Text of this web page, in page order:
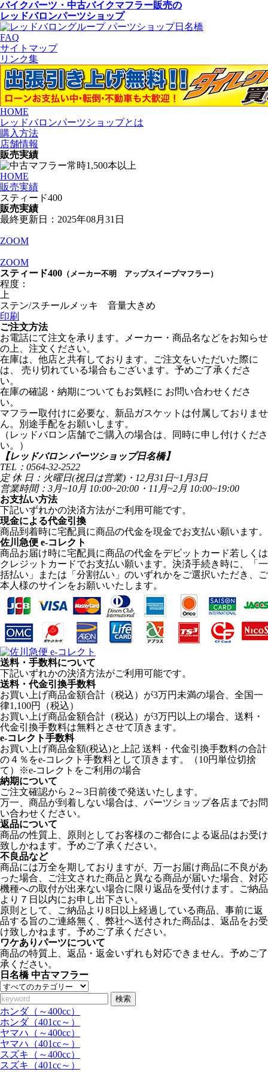
バイクパーツ・中古バイクマフラー販売の
レッドバロンパーツショップ
FAQ
サイトマップ
リンク集
HOME
レッドバロンパーツショップとは
購入方法
店舗情報
販売実績
HOME
販売実績
スティード400
販売実績
最終更新日：2025年08月31日
ZOOM
ZOOM
スティード400 （メーカー不明 アップスイープマフラー）
程度：
上
ステン/スチールメッキ 音量大きめ
印刷
ご注文方法
お電話にて注文を承ります。メーカー・商品名などをお知らせ
の上、注文ください。
在庫は、他店と共有しております。ご注文をいただいた際に
は、 売り切れている場合もございます。予めご了承くださ
い。
在庫の確認・納期についてもお気軽に お問い合わせくださ
い。
マフラー取付けに必要な、新品ガスケットは付属しておりませ
ん。別途手配をお願いします。
（レッドバロン店舗でご購入の場合は、同時に申し付けくださ
い。）
【レッドバロン パーツショップ日名橋】
TEL：0564-32-2522
定 休 日：火曜日(祝日は営業)・12月31日~1月3日
営業時間：3月~10月 10:00~20:00・11月~2月 10:00~19:00
お支払い方法
下記いずれかの決済方法がご利用可能です。
現金による代金引換
商品到着時に宅配員に商品の代金を現金でお支払い願います。
佐川急便 e-コレクト
商品お届け時に宅配員に商品の代金をデビットカード若しくは
クレジットカードでお支払い願います。決済手続き時に、「一
括払い」または「分割払い」のいずれかをご選択いただき、ご
本人様のサインをお願いいたします。
送料・手数料について
下記いずれかの決済方法がご利用可能です。
送料・代金引換手数料
お買い上げ商品金額合計（税込）が3万円未満の場合、全国一
律1,100円（税込）
お買い上げ商品金額合計（税込）が3万円以上の場合、送料・
代金引換手数料は無料とさせて頂きます。
e-コレクト手数料
お買い上げ商品金額(税込)と上記 送料・代金引換手数料の合計
の４％をe-コレクト手数料として頂きます。（10円単位切捨
て）※e-コレクトをご利用の場合
納期について
ご注文確認から 2～3日前後で発送いたします。
万一、商品が到着しない場合は、パーツショップ各店までお問
い合わせください。
返品について
商品の性質上、原則としてお客様のご都合による返品はお受け
致しかねます。予めご了承ください。
不良品など
商品には万全を期しておりますが、万一お届け商品に不良があ
った場合、ご注文された商品と異なる商品が届いた場合、対応
機種への取付が出来ない場合に限り返品を受付けます。ご納品
より７日以内にお申し出下さい。
原則として、ご納品より8日以上経過している商品、事前に返
品する旨のご連絡無く、弊社へ送付された商品は、返品をお受
け致しかねます。予めご了承ください。
ワケありパーツについて
商品の特質上、返品・返金いずれも対応できません。予めご了
承ください。
日名橋 中古マフラー
検索
ホンダ（～400cc）
ホンダ（401cc～）
ヤマハ（～400cc）
ヤマハ（401cc～）
スズキ（～400cc）
スズキ（401cc～）